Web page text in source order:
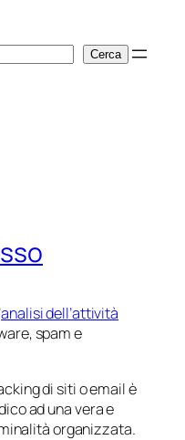
Cerca
analisi dell’attività
spam e
di siti o email è
ad una vera e
organizzata.